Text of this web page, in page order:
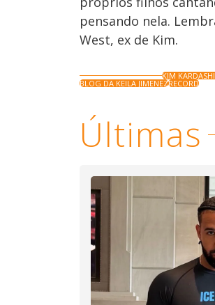
pensando nela.
West, ex de Kim.
KIM
BLOG DA KEILA JIMENEZRECORD
Últimas